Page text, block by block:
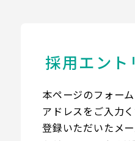
採用エント
本ページのフォー
アドレスをご入力く
登録いただいたメ